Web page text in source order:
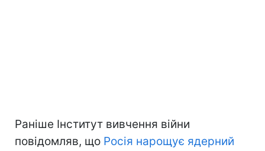
Раніше Інститут вивчення війни
повідомляв, що Росія нарощує ядерний